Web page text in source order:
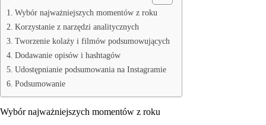
Wybór najważniejszych momentów z roku
Korzystanie z narzędzi analitycznych
Tworzenie kolaży i filmów podsumowujących
Dodawanie opisów i hashtagów
Udostępnianie podsumowania na Instagramie
Podsumowanie
Wybór najważniejszych momentów z roku